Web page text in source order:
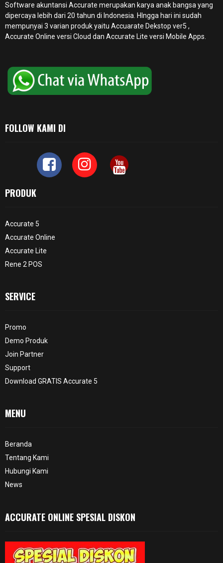
Software akuntansi Accurate merupakan karya anak bangsa yang
dipercaya lebih dari 20 tahun di Indonesia. HIngga hari ini sudah
mempunyai 3 varian produk yaitu Accuarate Dekstop ver5 ,
Accurate Online versi Cloud dan Accurate Lite versi Mobile Apps.
FOLLOW KAMI DI
PRODUK
Accurate 5
Accurate Online
Accurate Lite
Rene 2 POS
SERVICE
Promo
Demo Produk
Join Partner
Support
Download GRATIS Accurate 5
MENU
Beranda
Tentang Kami
Hubungi Kami
News
ACCURATE ONLINE SPESIAL DISKON